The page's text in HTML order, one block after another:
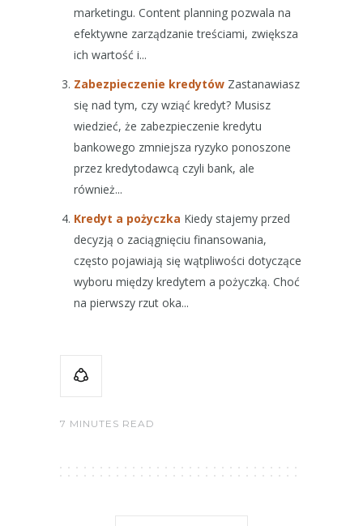
marketingu. Content planning pozwala na
efektywne zarządzanie treściami, zwiększa
ich wartość i...
Zabezpieczenie kredytów Zastanawiasz
się nad tym, czy wziąć kredyt? Musisz
wiedzieć, że zabezpieczenie kredytu
bankowego zmniejsza ryzyko ponoszone
przez kredytodawcą czyli bank, ale
również...
Kredyt a pożyczka Kiedy stajemy przed
decyzją o zaciągnięciu finansowania,
często pojawiają się wątpliwości dotyczące
wyboru między kredytem a pożyczką. Choć
na pierwszy rzut oka...
7 MINUTES READ